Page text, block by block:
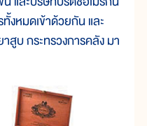
งหมดเข้าด้วยกัน และ
สูบ กระทรวงการคลัง มา